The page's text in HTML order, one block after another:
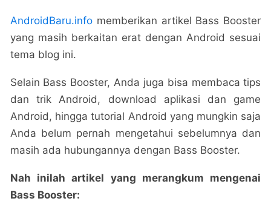
AndroidBaru.infomemberikan artikel Bass Booster
yang masih berkaitan erat dengan Android sesuai
tema blog ini.
Selain Bass Booster, Anda juga bisa membaca tips
dan trik Android, download aplikasi dan game
Android, hingga tutorial Android yang mungkin saja
Anda belum pernah mengetahui sebelumnya dan
masih ada hubungannya dengan Bass Booster.
Nah inilah artikel yang merangkum mengenai
Bass Booster: